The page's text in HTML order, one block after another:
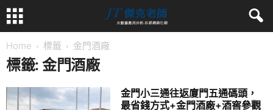
Home 標籤 金門酒廠
標籤: 金門酒廠
金門小三通往返廈門五通碼頭，
最省錢方式+金門酒廠+酒窖參觀